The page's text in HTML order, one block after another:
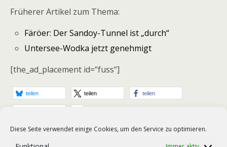
Diese Seite verwendet einige Cookies, um den Service zu optimieren.
Früherer Artikel zum Thema:
Färöer: Der Sandoy-Tunnel ist „durch“
Untersee-Wodka jetzt genehmigt
[the_ad_placement id=“fuss“]
teilen teilen teilen
Kategorien:Färöer,Verkehr